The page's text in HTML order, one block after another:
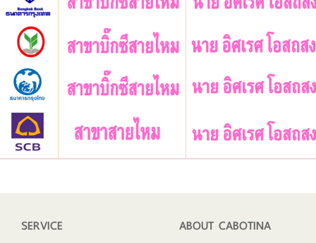
SERVICE ABOUT CABOTINA